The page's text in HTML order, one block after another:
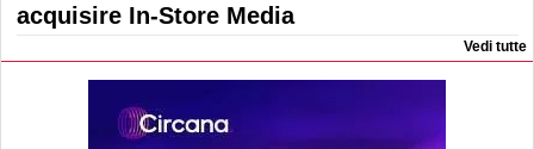
acquisire In-Store Media
Vedi tutte